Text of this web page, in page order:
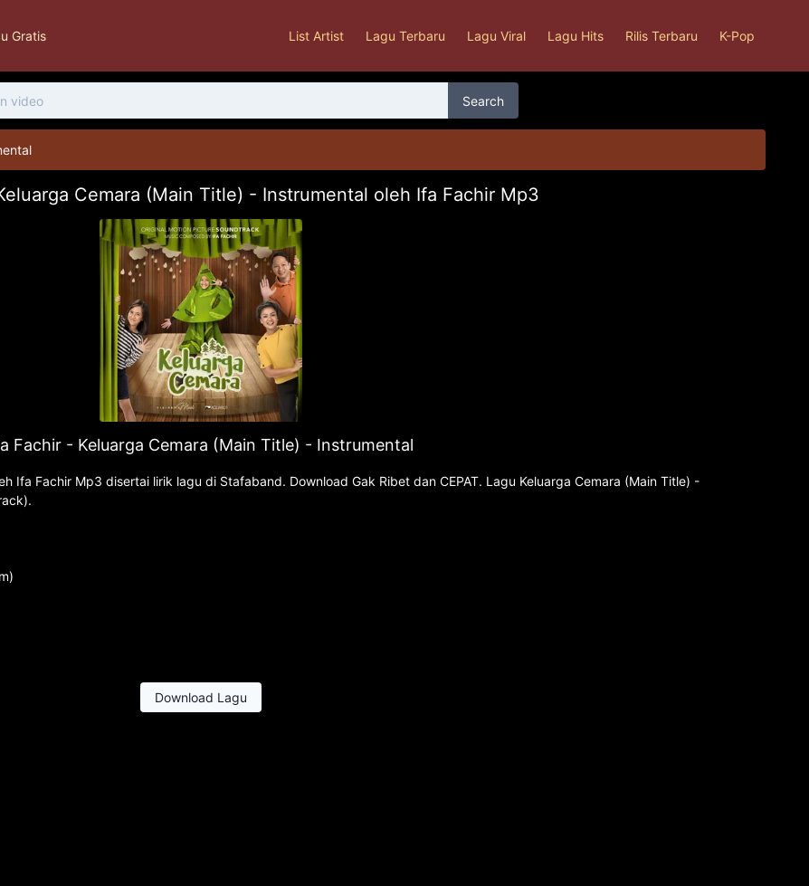
Gratis List Artist Lagu Terbaru Lagu Viral Lagu Hits Rilis Terbaru K-Pop
Search
Cemara (Main Title) - Instrumental oleh Ifa Fachir Mp3
Fachir - Keluarga Cemara (Main Title) - Instrumental
Ifa Fachir Mp3 disertai lirik lagu di Stafaband. Download Gak Ribet dan CEPAT. Lagu Keluarga Cemara (Main Title) -
Download Lagu